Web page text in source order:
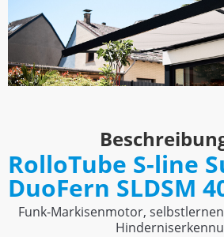
RolloTube S-line
DuoFern SLDSM
Funk-Markisenmotor,